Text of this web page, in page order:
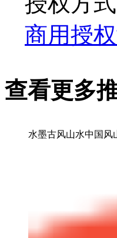
商用授
查看更多
水墨古风山水中国风